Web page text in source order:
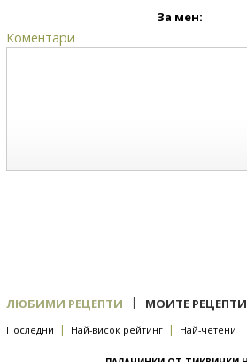
За мен:
Коментари
ЛЮБИМИ РЕЦЕПТИ | МОИТЕ РЕЦЕПТИ
Последни | Най-висок рейтинг | Най-четени